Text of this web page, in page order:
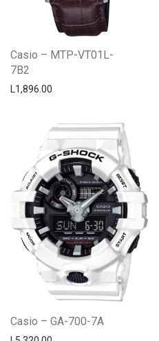
Casio – MTP-VT01L-
7B2
L1,896.00
Casio – GA-700-7A